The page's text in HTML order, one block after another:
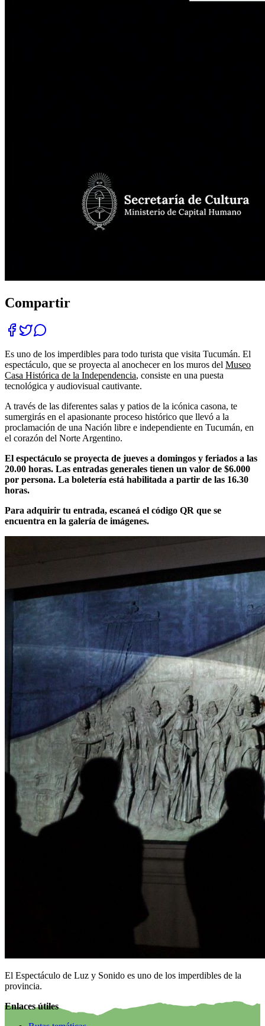
Compartir
Es uno de los imperdibles para todo turista que visita Tucumán. El
espectáculo, que se proyecta al anochecer en los muros del Museo
Casa Histórica de la Independencia, consiste en una puesta
tecnológica y audiovisual cautivante.
A través de las diferentes salas y patios de la icónica casona, te
sumergirás en el apasionante proceso histórico que llevó a la
proclamación de una Nación libre e independiente en Tucumán, en
el corazón del Norte Argentino.
El espectáculo se proyecta de jueves a domingos y feriados a las
20.00 horas. Las entradas generales tienen un valor de $6.000
por persona. La boletería está habilitada a partir de las 16.30
horas.
Para adquirir tu entrada, escaneá el código QR que se
encuentra en la galería de imágenes.
El Espectáculo de Luz y Sonido es uno de los imperdibles de la
provincia.
Enlaces útiles